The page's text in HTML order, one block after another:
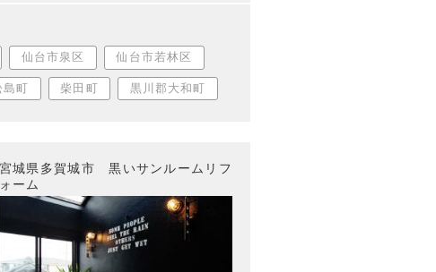
仙台市泉区 仙台市若林区
島町 柴田町 黒川郡大和町
宮城県多賀城市 黒いサンルームリフ
ォーム